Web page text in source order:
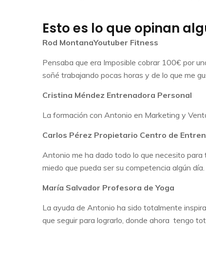
Esto es lo que opinan
Rod MontanaYoutuber Fitness
Pensaba que era Imposible cobrar 100€ por
soñé trabajando pocas horas y de lo que me
Cristina Méndez Entrenadora Personal
La formación con Antonio en Marketing y
Carlos Pérez Propietario Centro de
Antonio me ha dado todo lo que necesito
miedo que pueda ser su competencia algún día.
María Salvador Profesora de Yoga
La ayuda de Antonio ha sido totalmente
que seguir para lograrlo, donde ahora tengo